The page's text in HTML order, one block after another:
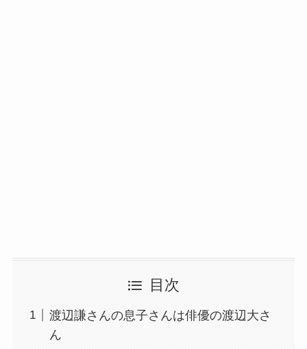
目次
渡辺謙さんの息子さんは俳優の渡辺大さ
ん